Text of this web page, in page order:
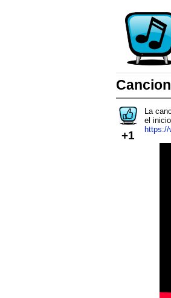
+1
La
el
https://